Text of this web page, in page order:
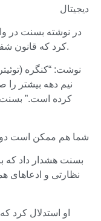
دیجیتال
در نوشته بسنت در
کرد که قانون شفافیت یک اولویت مطلق امنیت ملی است.
نیم دهه بیشتر را
کرده است.”
شما هم ممکن است
بسنت هشدار داد که
نظارتی و ادعاهای
او استدلال کرد